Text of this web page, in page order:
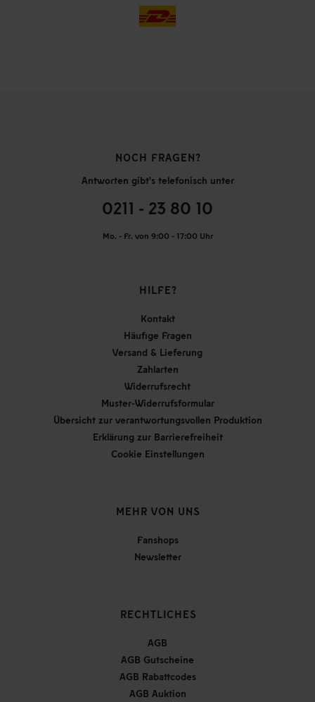
NOCH FRAGEN?
Antworten gibt's telefonisch unter
0211 - 23 80 10
Mo. - Fr. von 9:00 - 17:00 Uhr
HILFE?
Kontakt
Häufige Fragen
Versand & Lieferung
Zahlarten
Widerrufsrecht
Muster-Widerrufsformular
Übersicht zur verantwortungsvollen Produktion
Erklärung zur Barrierefreiheit
Cookie Einstellungen
MEHR VON UNS
Fanshops
Newsletter
RECHTLICHES
AGB
AGB Gutscheine
AGB Rabattcodes
AGB Auktion